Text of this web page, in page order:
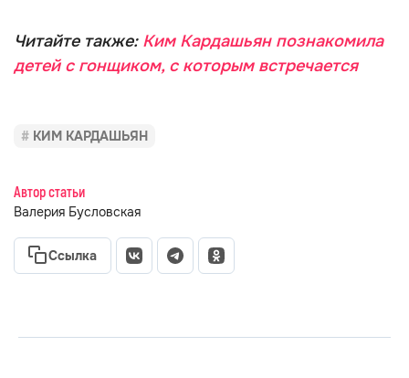
Читайте также: Ким Кардашьян познакомила
детей с гонщиком, с которым встречается
КИМ КАРДАШЬЯН
Автор статьи
Валерия Бусловская
Ссылка